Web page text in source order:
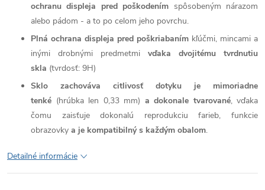
ochranu displeja pred poškodením spôsobeným nárazom
alebo pádom - a to po celom jeho povrchu.
Plná ochrana displeja pred poškriabaním kľúčmi, mincami a
inými drobnými predmetmi
vďaka dvojitému tvrdnutiu
skla (tvrdosť: 9H)
Sklo zachováva citlivosť dotyku je mimoriadne
tenké (hrúbka len 0,33 mm) a dokonale tvarované, vďaka
čomu zaisťuje dokonalú reprodukciu farieb, funkcie
obrazovky a je kompatibilný s každým obalom.
Detailné informácie